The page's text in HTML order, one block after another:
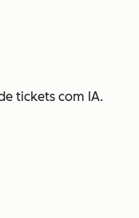
tickets com IA.